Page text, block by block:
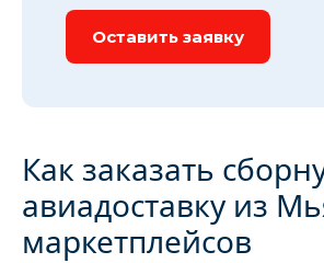
Оставить заявку
Как заказать
авиадоставку из
маркетплейсов